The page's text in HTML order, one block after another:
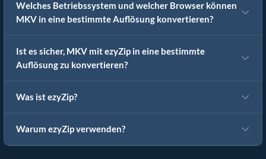
Welches Betriebssystem und welcher Browser können
MKV in eine bestimmte Auflösung konvertieren?
Ist es sicher, MKV mit ezyZip in eine bestimmte
Auflösung zu konvertieren?
Was ist ezyZip?
Warum ezyZip verwenden?